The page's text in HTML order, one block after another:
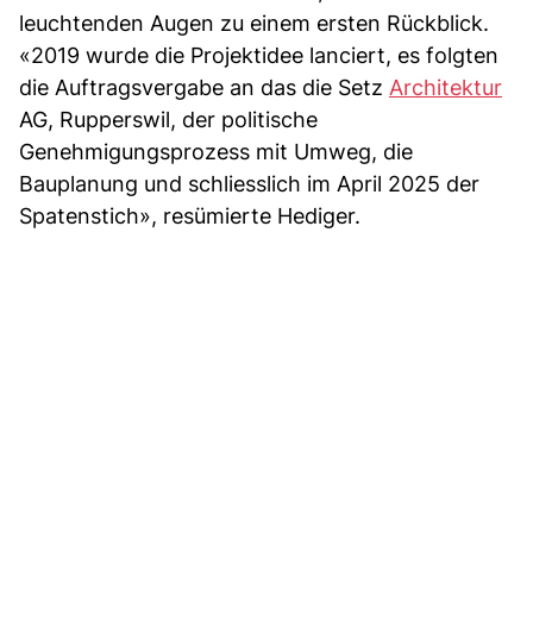
leuchtenden Augen zu einem ersten Rückblick.
«2019 wurde die Projektidee lanciert, es folgten
die Auftragsvergabe an das die Setz Architektur
AG, Rupperswil, der politische
Genehmigungsprozess mit Umweg, die
Bauplanung und schliesslich im April 2025 der
Spatenstich», resümierte Hediger.